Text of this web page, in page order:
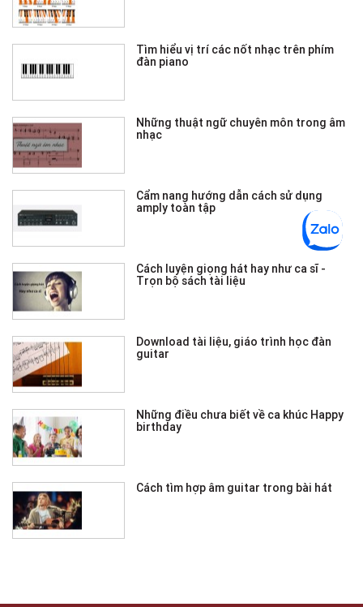
Tìm hiểu vị trí các nốt nhạc trên phím
đàn piano
Những thuật ngữ chuyên môn trong âm
nhạc
Cẩm nang hướng dẫn cách sử dụng
amply toàn tập
Cách luyện giọng hát hay như ca sĩ -
Trọn bộ sách tài liệu
Download tài liệu, giáo trình học đàn
guitar
Những điều chưa biết về ca khúc Happy
birthday
Cách tìm hợp âm guitar trong bài hát